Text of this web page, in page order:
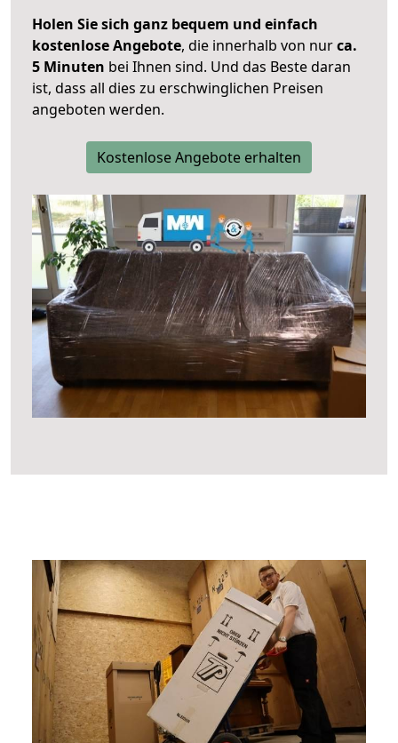
Holen Sie sich ganz bequem und einfach
kostenlose Angebote, die innerhalb von nurca.
5 Minuten bei Ihnen sind. Und das Beste daran
ist, dass all dies zu erschwinglichen Preisen
angeboten werden.
Kostenlose Angebote erhalten